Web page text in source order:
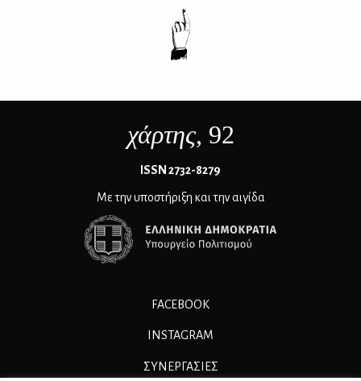
χάρτης, 92
ΙSSN 2732-8279
Με την υποστήριξη και την αιγίδα
FACEBOOK
INSTAGRAM
ΣΥΝΕΡΓΑΣΊΕΣ